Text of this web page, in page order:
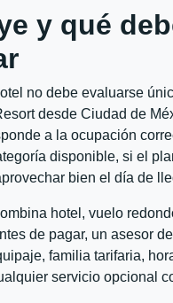
y qué
no debe evaluarse
desde Ciudad de
a la ocupación
disponible, si el
bien el día de
hotel, vuelo
de pagar, un asesor
familia tarifaria,
servicio opcional